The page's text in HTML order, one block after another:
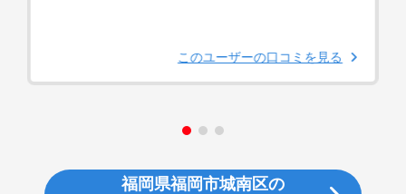
このユーザーの口コミを見る
福岡県福岡市城南区の